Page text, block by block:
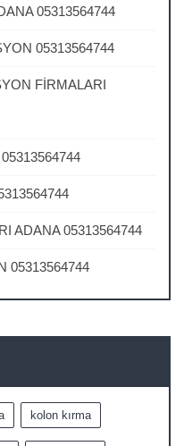
05313564744
05313564744
FİRMALARI
ADANA 05313564744
05313564744
kolon kırma